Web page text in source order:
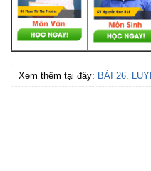
Xem thêm tại đây: BÀI 26.